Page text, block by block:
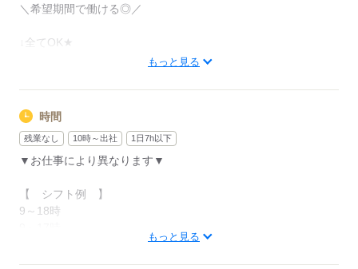
＼希望期間で働ける◎／
↓全てOK★
応募する
もっと見る
時間
残業なし 10時～出社 1日7h以下
▼お仕事により異なります▼
【 シフト例 】
9～18時
もっと見る